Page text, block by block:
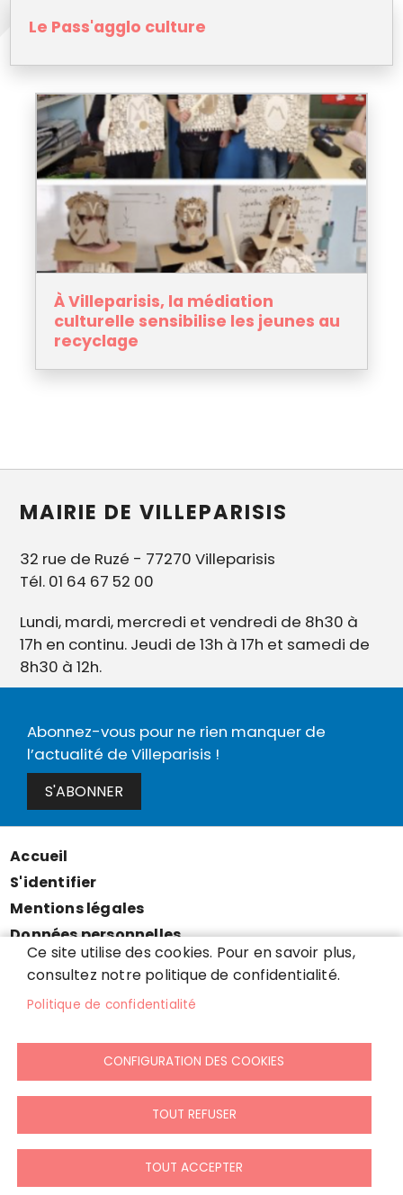
Le Pass'agglo culture
À Villeparisis, la médiation
culturelle sensibilise les jeunes au
recyclage
MAIRIE DE VILLEPARISIS
32 rue de Ruzé - 77270 Villeparisis
Tél. 01 64 67 52 00
Lundi, mardi, mercredi et vendredi de 8h30 à
17h en continu. Jeudi de 13h à 17h et samedi de
8h30 à 12h.
Abonnez-vous pour ne rien manquer de
l’actualité de Villeparisis !
S'ABONNER
Menu
Pied
de
page
Accueil
S'identifier
Mentions légales
Données personnelles
Accessibilité : partiellement conforme
Cookies
Contact
Presse
Ce site utilise des cookies. Pour en savoir plus,
consultez notre politique de confidentialité.
Politique de confidentialité
CONFIGURATION DES COOKIES
TOUT REFUSER
TOUT ACCEPTER